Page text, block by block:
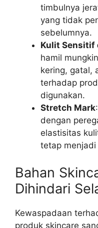
timbulnya
yang tidak
sebelumnya.
Kulit Sensitif
hamil
kering, gatal,
terhadap
digunakan.
Stretch Mark
dengan
elastisitas
tetap
Bahan
Dihindari
Kewaspadaan
produk skincare